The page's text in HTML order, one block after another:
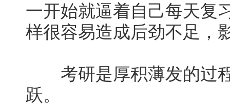
一开始就逼着自己每天复
样很容易造成后劲不足，
考研是厚积薄发的过程
跃。